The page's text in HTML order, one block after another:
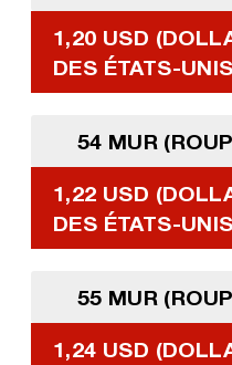
1,20 USD
DES ÉTATS-
54 MUR
1,22 USD
DES ÉTATS-
55 MUR
1,24 USD